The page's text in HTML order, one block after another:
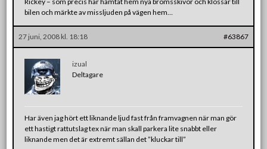
bilen och märkte av missljuden på vägen hem…
27 juni, 2008 kl. 18:18 #63867
izual
Deltagare
Har även jag hört ett liknande ljud fast från framvagnen när man gör
ett hastigt rattutslag tex när man skall parkera lite snabbt eller
liknande men det är extremt sällan det ”kluckar till”